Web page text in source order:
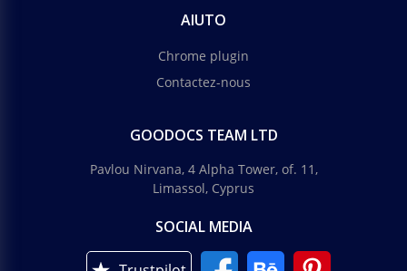
AIUTO
Chrome plugin
Contactez-nous
GOODOCS TEAM LTD
Pavlou Nirvana, 4 Alpha Tower, of. 11,
Limassol, Cyprus
SOCIAL MEDIA